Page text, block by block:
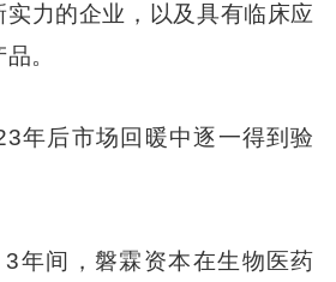
力的企业，以及具有临床应
。
年后市场回暖中逐一得到验
年间，磐霖资本在生物医药